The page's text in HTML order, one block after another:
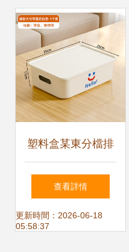
的快樂裝修日記
（田園風格打造
塑料盒某東分檔排
行:24款高中低檔塑
料盒 日用雜品
查看詳情
更新時間：2026-06-18
05:58:37